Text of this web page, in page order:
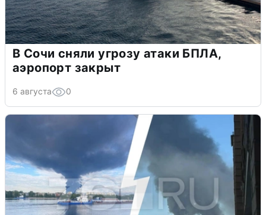
В Сочи сняли угрозу атаки БПЛА,
аэропорт закрыт
6 августа 0